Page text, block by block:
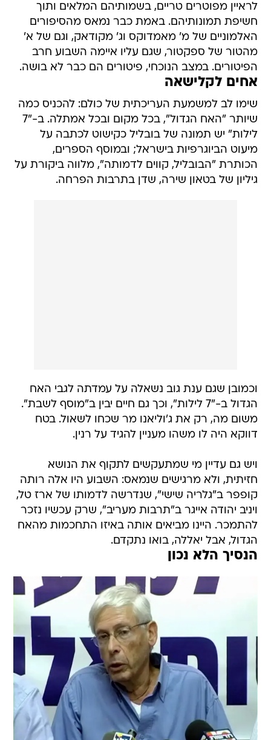
לראיין מפוטרים טריים, בשמותיהם המלאים ותוך
חשיפת תמונותיהם. באמת כבר נמאס מהסיפורים
האלמוניים של מ' מאמדוקס וג' מקודאק, וגם של א'
מהטור של ספקטור, שגם עליו איימה השבוע חרב
הפיטורים. במצב הנוכחי, פיטורים הם כבר לא בושה.
אחים לקלישאה
שימו לב למשמעת העריכתית של כולם: להכניס כמה
שיותר "האח הגדול", בכל מקום ובכל אמתלה. ב-"7
לילות" יש תמונה של בובליל כקישוט לכתבה על
מיעוט הביוגרפיות בישראל; ובמוסף הספרים,
הכותרת "הבובליל, קווים לדמותה", מלווה ביקורת על
גיליון של בטאון שירה, שדן בתרבות הפרחה.
וכמובן שגם ענת גוב נשאלה על עמדתה לגבי האח
הגדול ב-"7 לילות", וכך גם חיים יבין ב"מוסף לשבת".
משום מה, רק את ג'וליאנו מר שכחו לשאול. בטח
דווקא היה לו משהו מעניין להגיד על רנין.
ויש גם עדיין מי שמתעקשים לתקוף את הנושא
חזיתית, ולא מרגישים שנמאס: השבוע היו אלה רותה
קופפר ב"גלריה שישי", שנדרשה לדמותו של ארז טל,
ויניב יהודה אייגר ב"תרבות מעריב", שרק עכשיו נזכר
להתמכר. היינו מביאים אותה באיזו התחכמות מהאח
הגדול, אבל יאללה, בואו נתקדם.
הנסיך הלא נכון